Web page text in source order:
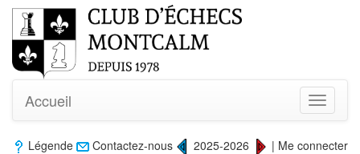
Toggle
Accueil
Légende Contactez-nous 2025-2026 | Me connecter